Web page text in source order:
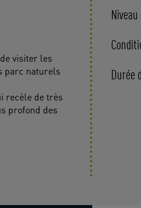
visiter les
parc naturels
recèle de très
profond des
Durée